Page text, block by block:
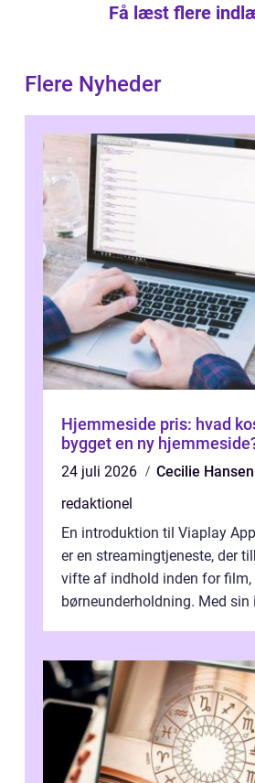
Få læst flere
Flere Nyheder
Hjemmeside pris: hvad
bygget en ny
24 juli 2026
Cecilie Hansen
redaktionel
En introduktion til Viaplay
er en streamingtjeneste, der
vifte af indhold inden for film,
børneunderholdning. Med sin